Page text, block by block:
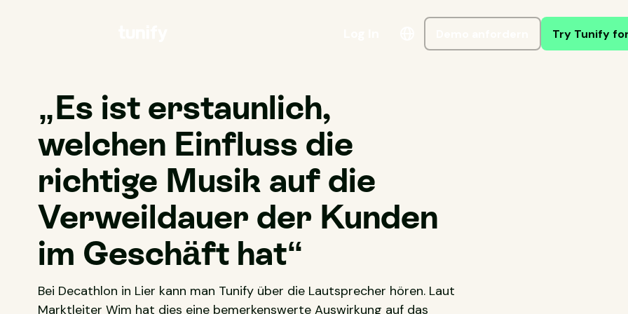
Try Tunify
„Es ist erstaunlich,
welchen Einfluss die
richtige Musik auf die
Verweildauer der Kunden
im Geschäft hat“
Bei Decathlon in Lier kann man Tunify über die Lautsprecher hören. Laut
Marktleiter Wim hat dies eine bemerkenswerte Auswirkung auf das